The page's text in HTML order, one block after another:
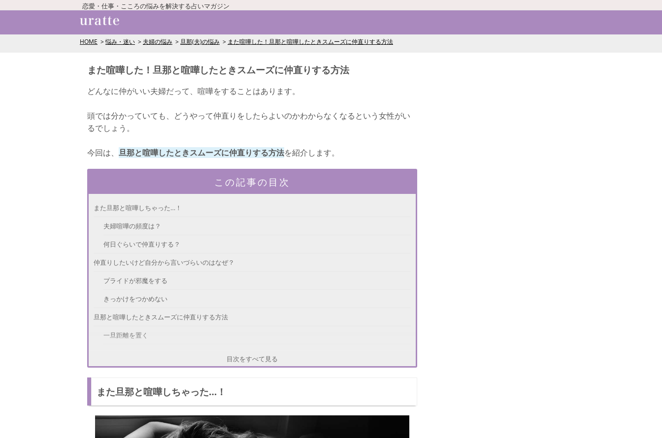
恋愛・仕事・こころの悩みを解決する占いマガジン
HOME 悩み・迷い 夫婦の悩み 旦那(夫)の悩み また喧嘩した！旦那と喧嘩したときスムーズに仲直りする方法
また喧嘩した！旦那と喧嘩したときスムーズに仲直りする方法
どんなに仲がいい夫婦だって、喧嘩をすることはあります。
頭では分かっていても、どうやって仲直りをしたらよいのかわからなくなるという女性がい
るでしょう。
今回は、 旦那と喧嘩したときスムーズに仲直りする方法を紹介します。
この記事の目次
また旦那と喧嘩しちゃった…！
夫婦喧嘩の頻度は？
何日ぐらいで仲直りする？
仲直りしたいけど自分から言いづらいのはなぜ？
プライドが邪魔をする
きっかけをつかめない
旦那と喧嘩したときスムーズに仲直りする方法
一旦距離を置く
旦那と喧嘩！仲直りするときの注意点
子供を使って仲直りしない
2度と蒸し返さない
目次をすべて見る
また旦那と喧嘩しちゃった…！